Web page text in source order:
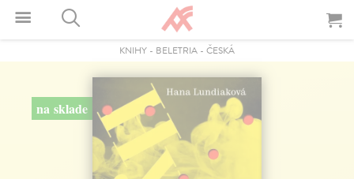
KNIHY - BELETRIA - ČESKÁ
na sklade